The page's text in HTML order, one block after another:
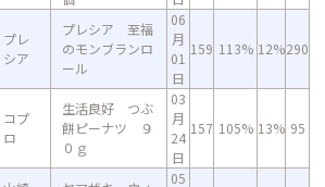
プレ
シア
プレシア 至福
のモンブランロ
ール
06
月
01
日
159 113% 12%290
コプ
ロ
生活良好 つぶ
餅ピーナツ ９
０ｇ
03
月
24
日
157 105% 13% 95
05